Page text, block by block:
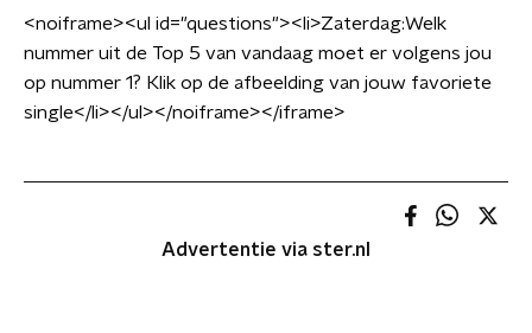
<noiframe><ul id="questions"><li>Zaterdag:Welk
nummer uit de Top 5 van vandaag moet er volgens jou
op nummer 1? Klik op de afbeelding van jouw favoriete
single</li></ul></noiframe></iframe>
Advertentie via ster.nl